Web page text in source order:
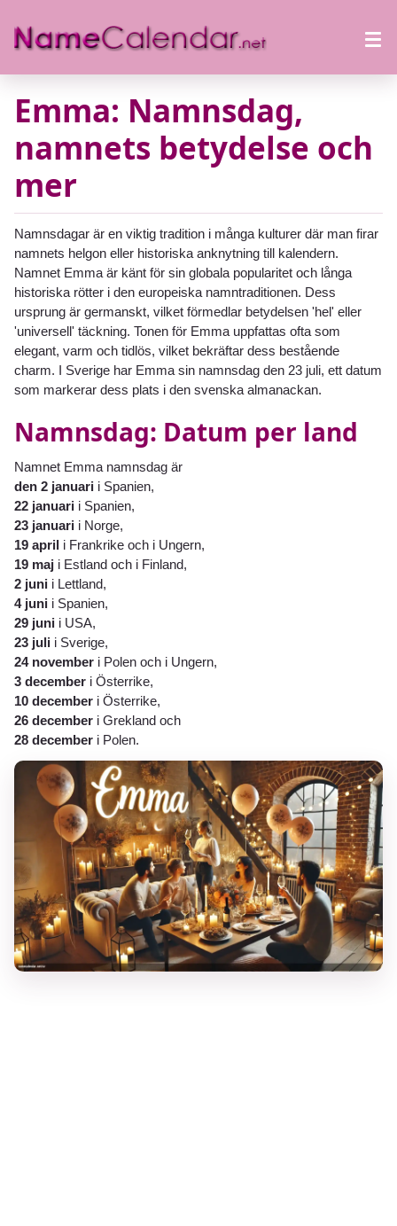
Emma: Namnsdag,
namnets betydelse och
mer
Namnsdagar är en viktig tradition i många kulturer där man firar
namnets helgon eller historiska anknytning till kalendern.
Namnet Emma är känt för sin globala popularitet och långa
historiska rötter i den europeiska namntraditionen. Dess
ursprung är germanskt, vilket förmedlar betydelsen 'hel' eller
'universell' täckning. Tonen för Emma uppfattas ofta som
elegant, varm och tidlös, vilket bekräftar dess bestående
charm. I Sverige har Emma sin namnsdag den 23 juli, ett datum
som markerar dess plats i den svenska almanackan.
Namnsdag: Datum per land
Namnet Emma namnsdag är
den 2 januari i Spanien,
22 januari i Spanien,
23 januari i Norge,
19 april i Frankrike och i Ungern,
19 maj i Estland och i Finland,
2 juni i Lettland,
4 juni i Spanien,
29 juni i USA,
23 juli i Sverige,
24 november i Polen och i Ungern,
3 december i Österrike,
10 december i Österrike,
26 december i Grekland och
28 december i Polen.